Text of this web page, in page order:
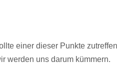
einer dieser Punkte
werden uns darum kümmern.